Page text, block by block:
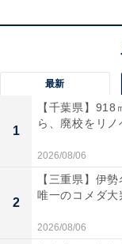
る」「驚くほど軽
ースが小さめで
と強力な吸引力を
潔に保ちたい人
ません。
最新
1
【千葉県】
ら、廃校をリノ
2026/08/06
2
【三重県】伊
唯一のコメダ大
2026/08/06